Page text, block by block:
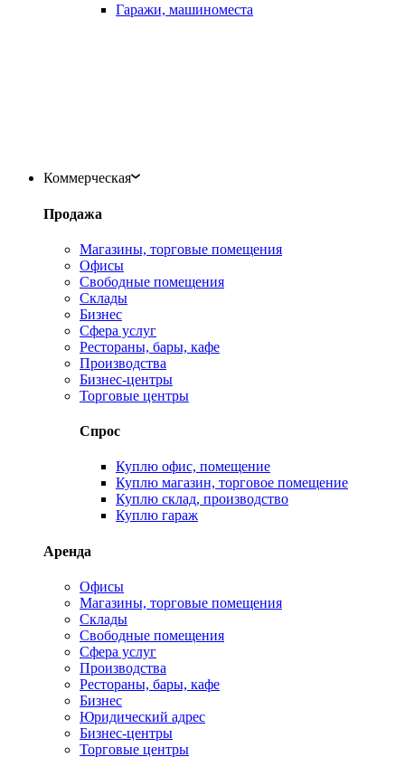
Гаражи, машиноместа
Коммерческая
Продажа
Магазины, торговые помещения
Офисы
Свободные помещения
Склады
Бизнес
Сфера услуг
Рестораны, бары, кафе
Производства
Бизнес-центры
Торговые центры
Спрос
Куплю офис, помещение
Куплю магазин, торговое помещение
Куплю склад, производство
Куплю гараж
Аренда
Офисы
Магазины, торговые помещения
Склады
Свободные помещения
Сфера услуг
Производства
Рестораны, бары, кафе
Бизнес
Юридический адрес
Бизнес-центры
Торговые центры